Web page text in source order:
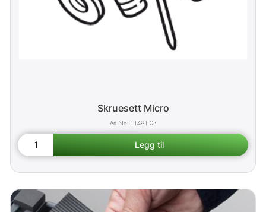
Skruesett Micro
11491-03